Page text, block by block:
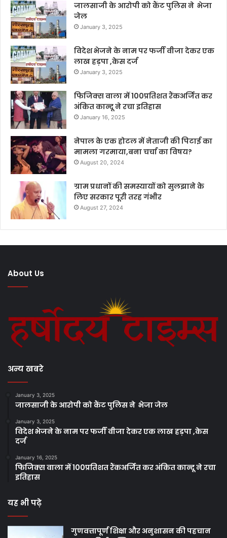
जालसाजी के आरोपी को कैंट पुलिस ने भेजा
जेल
January 3, 2025
विदेश भेजने के नाम पर फर्जी वीजा देकर एक
लाख हड़पा ,केस दर्ज
January 3, 2025
फिजिक्स वाला में 100प्रतिशत रैंकअर्जित कर
अंकित कान्दू ने रचा इतिहास
January 16, 2025
नेपाल के एक होटल में नेताजी की पिटाई का
मामला गरमाया,बना चर्चा का विषय?
August 20, 2024
ग्राम प्रधानों की समस्यायों को सुलझाने के
लिए सरकार पूरी तरह गंभीर
August 27, 2024
About Us
अन्य खबरे
January 3, 2025
जालसाजी के आरोपी को कैंट पुलिस ने भेजा जेल
January 3, 2025
विदेश भेजने के नाम पर फर्जी वीजा देकर एक लाख हड़पा ,केस
दर्ज
January 16, 2025
फिजिक्स वाला में 100प्रतिशत रैंकअर्जित कर अंकित कान्दू ने रचा
इतिहास
यह भी पढ़े
गुणवत्तापूर्ण शिक्षा और अनुशासन की पहचान